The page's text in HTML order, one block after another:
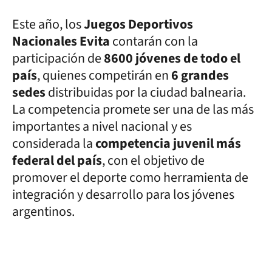
Este año, losJuegos Deportivos
Nacionales Evitacontarán con la
participación de8600 jóvenes de todo el
país, quienes competirán en6 grandes
sedesdistribuidas por la ciudad balnearia.
La competencia promete ser una de las más
importantes a nivel nacional y es
considerada lacompetencia juvenil más
federal del país, con el objetivo de
promover el deporte como herramienta de
integración y desarrollo para los jóvenes
argentinos.